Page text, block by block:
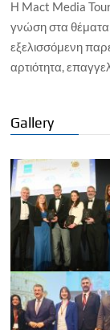
Η Mact Media
γνώση στα θέματα
εξελισσόμενη
αρτιότητα,
Gallery